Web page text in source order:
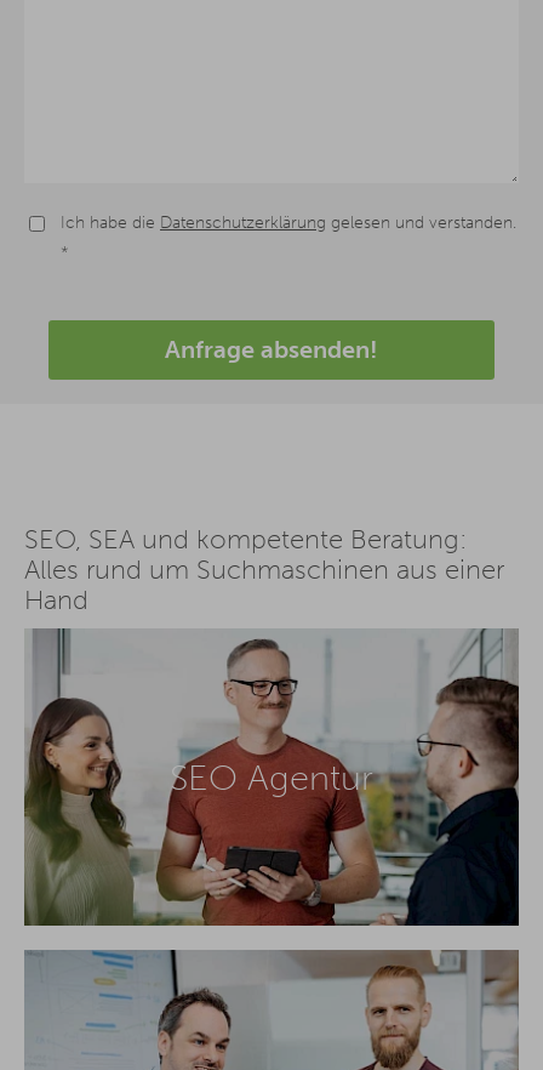
Ich habe die Datenschutzerklärung gelesen und verstanden.
*
Anfrage absenden!
SEO, SEA und kompetente Beratung:
Alles rund um Suchmaschinen aus einer
Hand
SEO Agentur